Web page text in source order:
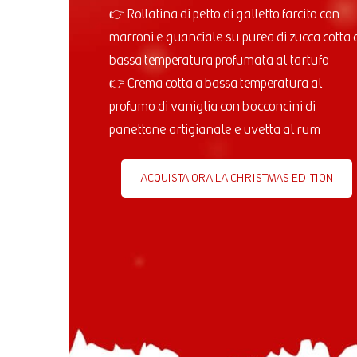
👉 Rollatina di petto di galletto farcito con
marroni e guanciale su purea di zucca cotta
bassa temperatura profumata al tartufo
👉 Crema cotta a bassa temperatura al
profumo di vaniglia con bocconcini di
panettone artigianale e uvetta al rum
ACQUISTA ORA LA CHRISTMAS EDITION